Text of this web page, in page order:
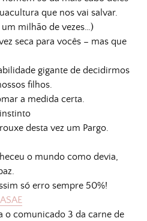
que nos vai salvar.
um milhão de vezes…)
seca para vocês – mas que
gigante de decidirmos
filhos.
a medida certa.
desta vez um Pargo.
o mundo como devia,
só erro sempre 50%!
o comunicado 3 da carne de